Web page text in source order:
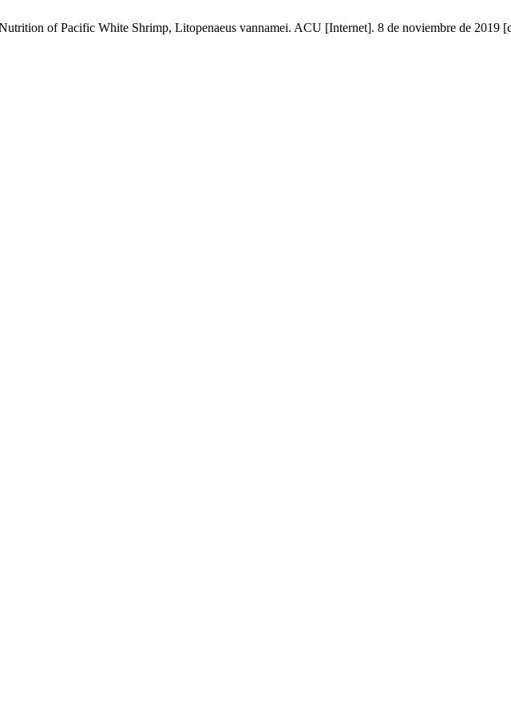
of Pacific White Shrimp, Litopenaeus vannamei. ACU [Internet]. 8 de noviembre de 2019